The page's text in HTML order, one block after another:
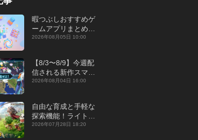
暇つぶしおすすめゲ
ームアプリまとめ｜
オフライン対応あり
2026年08月05日 10:00
【8/3〜8/9】今週配
信される新作スマホ
ゲームをまとめてお
2026年08月04日 16:00
自由な育成と手軽な
探索機能！ライトカ
ジュアルMMORPG
2026年07月28日 18:20